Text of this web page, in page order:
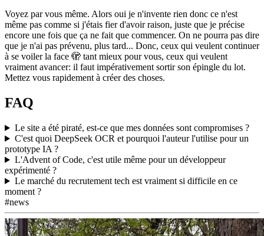
Voyez par vous même. Alors oui je n'invente rien donc ce n'est
même pas comme si j'étais fier d'avoir raison, juste que je précise
encore une fois que ça ne fait que commencer. On ne pourra pas dire
que je n'ai pas prévenu, plus tard... Donc, ceux qui veulent continuer
à se voiler la face 🫣 tant mieux pour vous, ceux qui veulent
vraiment avancer: il faut impérativement sortir son épingle du lot.
Mettez vous rapidement à créer des choses.
FAQ
Le site a été piraté, est-ce que mes données sont compromises ?
C'est quoi DeepSeek OCR et pourquoi l'auteur l'utilise pour un
prototype IA ?
L'Advent of Code, c'est utile même pour un développeur
expérimenté ?
Le marché du recrutement tech est vraiment si difficile en ce
moment ?
#news